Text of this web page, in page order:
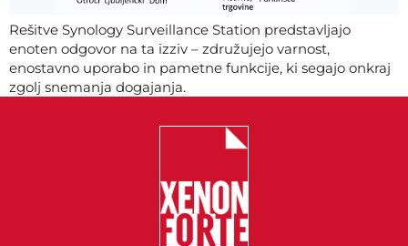
Rešitve Synology Surveillance Station predstavljajo
enoten odgovor na ta izziv – združujejo varnost,
enostavno uporabo in pametne funkcije, ki segajo onkraj
zgolj snemanja dogajanja.